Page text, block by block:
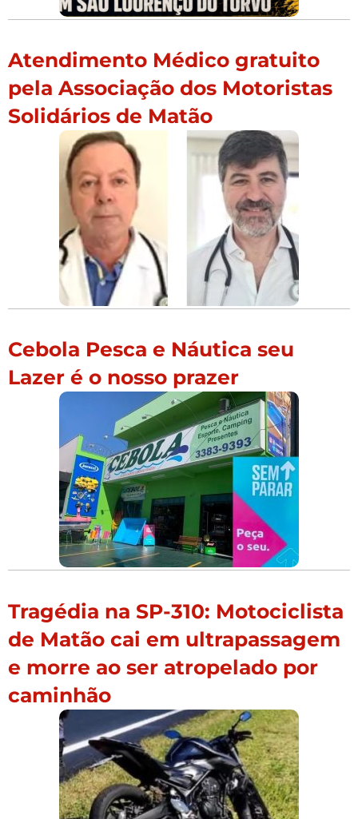
Atendimento Médico gratuito
pela Associação dos Motoristas
Solidários de Matão
Cebola Pesca e Náutica seu
Lazer é o nosso prazer
Tragédia na SP-310: Motociclista
de Matão cai em ultrapassagem
e morre ao ser atropelado por
caminhão